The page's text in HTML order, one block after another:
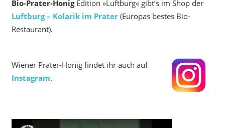
Bio-Prater-HonigEdition »Luftburg« gibt’s im Shop der
Luftburg – Kolarik im Prater(Europas bestes Bio-
Restaurant).
Wiener Prater-Honig findet ihr auch auf
Instagram.